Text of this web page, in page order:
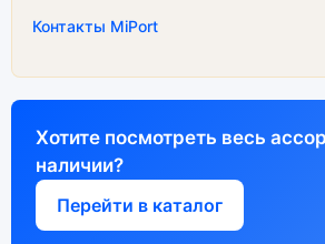
Контакты MiPort
Хотите посмотреть весь
наличии?
Перейти в каталог